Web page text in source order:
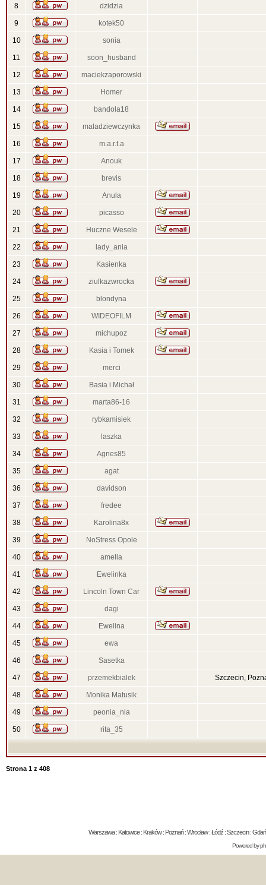
8 dzidzia
9 kotek50
10 sonia
11 soon_husband
12 maciekzaporowski
13 Homer
14 bandola18
15 maladziewczynka
16 m.a.r.t.a
17 Anouk
18 brevis
19 Anula
20 picasso
21 Huczne Wesele
22 lady_ania
23 Kasienka
24 ziulkazwrocka
25 blondyna
26 WIDEOFILM
27 michupoz
28 Kasia i Tomek
29 merci
30 Basia i Michał
31 marta86-16
32 rybkamisiek
33 laszka
34 Agnes85
35 agat
36 davidson
37 fredee
38 Karolina8x
39 NoStress Opole
40 amelia
41 Ewelinka
42 Lincoln Town Car
43 dagi
44 Ewelina
45 ewa
46 Sasetka
47 przemekbialek Szczecin,
48 Monika Matusik
49 peonia_nia
50 rita_35
Strona 1 z 408
Warszawa : Katowice : Kraków : Poznań : Wrocław : Łódź : Szczecin :
Powered by